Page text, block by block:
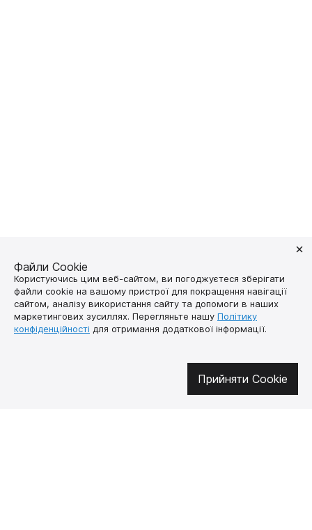
Файли Cookie
Користуючись цим веб-сайтом, ви погоджуєтеся зберігати
файли cookie на вашому пристрої для покращення навігації
сайтом, аналізу використання сайту та допомоги в наших
маркетингових зусиллях. Перегляньте нашу Політику
конфіденційності для отримання додаткової інформації.
Прийняти Cookie